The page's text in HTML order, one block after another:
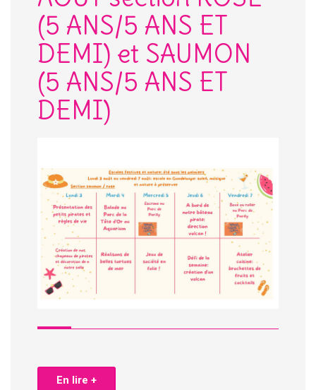
(5 ANS/5 ANS ET
DEMI) et SAUMON
(5 ANS/5 ANS ET
DEMI)
En lire +